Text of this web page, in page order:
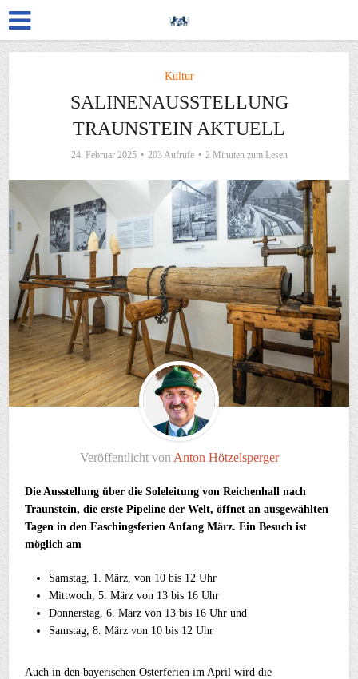
Kultur
SALINENAUSSTELLUNG
TRAUNSTEIN AKTUELL
24. Februar 2025 203 Aufrufe 2 Minuten zum Lesen
Veröffentlicht von Anton Hötzelsperger
Die Ausstellung über die Soleleitung von Reichenhall nach
Traunstein, die erste Pipeline der Welt, öffnet an ausgewählten
Tagen in den Faschingsferien Anfang März. Ein Besuch ist
möglich am
Samstag, 1. März, von 10 bis 12 Uhr
Mittwoch, 5. März von 13 bis 16 Uhr
Donnerstag, 6. März von 13 bis 16 Uhr und
Samstag, 8. März von 10 bis 12 Uhr
Auch in den bayerischen Osterferien im April wird die